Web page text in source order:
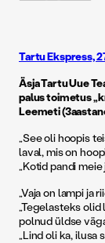
Tartu Ekspress,
Äsja Tartu Uue
palus toimetus
Leemeti
„See oli hoopis
laval, mis on
„Kotid pandi
„Vaja on lampi ja
„Tegelasteks olid
polnud üldse
„Lind oli ka, ilusa